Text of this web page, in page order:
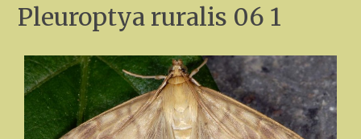
Pleuroptya ruralis 06 1